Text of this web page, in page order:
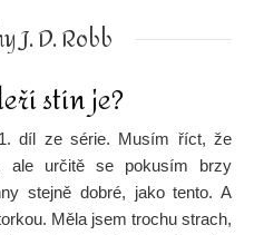
J. D. Robb
stín je?
díl ze série. Musím říct, že
ale určitě se pokusím brzy
stejně dobré, jako tento. A
Měla jsem trochu strach,